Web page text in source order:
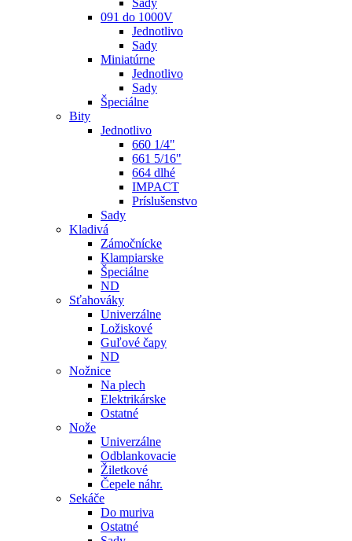
Sady
091 do 1000V
Jednotlivo
Sady
Miniatúrne
Jednotlivo
Sady
Špeciálne
Bity
Jednotlivo
660 1/4"
661 5/16"
664 dlhé
IMPACT
Príslušenstvo
Sady
Kladivá
Zámočnícke
Klampiarske
Špeciálne
ND
Sťahováky
Univerzálne
Ložiskové
Guľové čapy
ND
Nožnice
Na plech
Elektrikárske
Ostatné
Nože
Univerzálne
Odblankovacie
Žiletkové
Čepele náhr.
Sekáče
Do muriva
Ostatné